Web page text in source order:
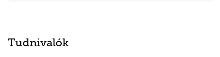
Tudnivalók